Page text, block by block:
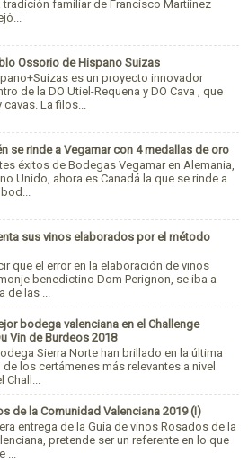
tradición familiar de Francisco Martiínez
Ossorio de Hispano Suizas
es un proyecto innovador
de la DO Utiel-Requena y DO Cava , que
cavas. La filos...
se rinde a Vegamar con 4 medallas de oro
éxitos de Bodegas Vegamar en Alemania,
Unido, ahora es Canadá la que se rinde a
sus vinos elaborados por el método
que el error en la elaboración de vinos
benedictino Dom Perignon, se iba a
de las ...
bodega valenciana en el Challenge
Vin de Burdeos 2018
Sierra Norte han brillado en la última
los certámenes más relevantes a nivel
Chall...
de la Comunidad Valenciana 2019 (I)
entrega de la Guía de vinos Rosados de la
pretende ser un referente en lo que
...